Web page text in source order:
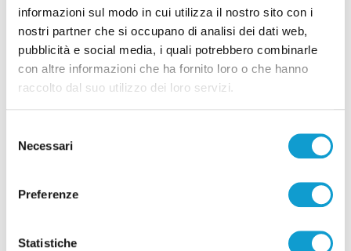
informazioni sul modo in cui utilizza il nostro sito con i
nostri partner che si occupano di analisi dei dati web,
pubblicità e social media, i quali potrebbero combinarle
con altre informazioni che ha fornito loro o che hanno
raccolto dal suo utilizzo dei loro servizi.
delNecessari
Preferenze
Statistiche